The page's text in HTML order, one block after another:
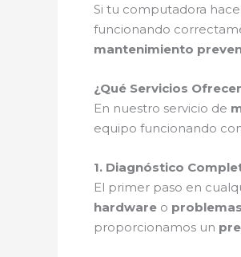
Si tu computadora
funcionando
mantenimiento
¿Qué Servicios
En nuestro servicio de
equipo funcionando
1. Diagnóstico
El primer paso en
hardware o
proporcionamos un